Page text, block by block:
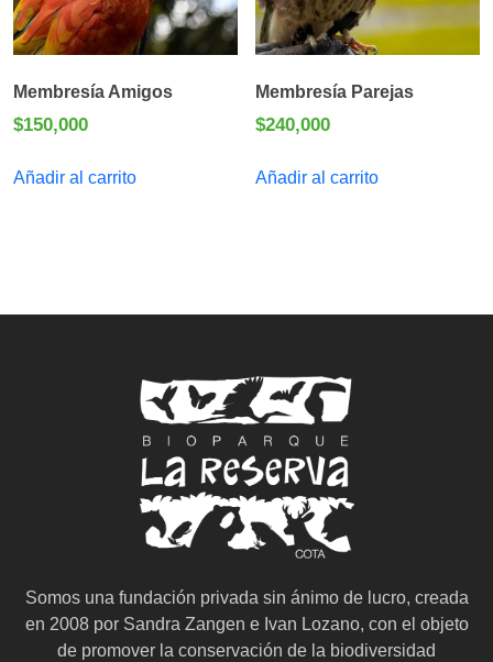
Membresía Amigos
$150,000
Añadir al carrito
Membresía Parejas
$240,000
Añadir al carrito
Somos una fundación privada sin ánimo de lucro, creada
en 2008 por Sandra Zangen e Ivan Lozano, con el objeto
de promover la conservación de la biodiversidad